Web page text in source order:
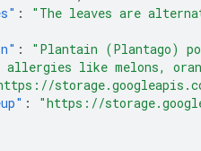
:
"The leaves are
:
"Plantain (Plantago)
like melons,
:
"https://